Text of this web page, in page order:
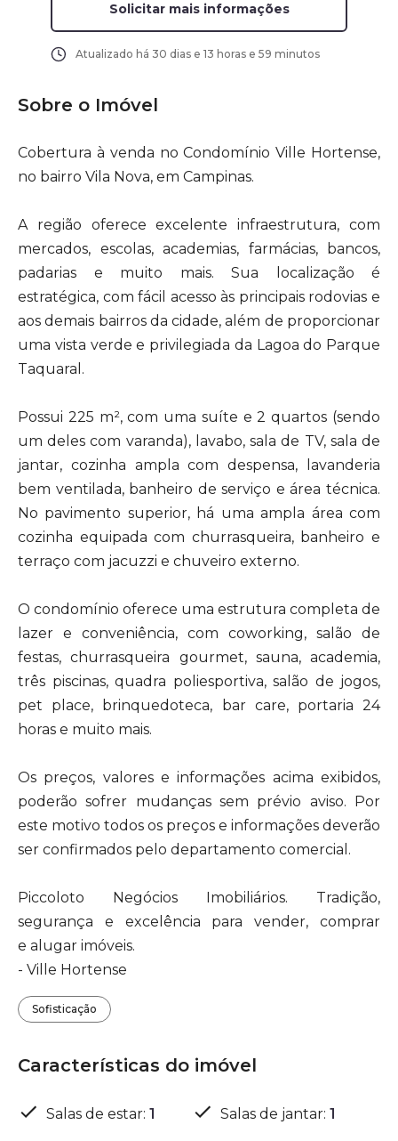
Solicitar mais informações
Atualizado há 30 dias e 13 horas e 59 minutos
Sobre o Imóvel
Cobertura à venda no Condomínio Ville Hortense,
no bairro Vila Nova, em Campinas.
A região oferece excelente infraestrutura, com
mercados, escolas, academias, farmácias, bancos,
padarias e muito mais. Sua localização é
estratégica, com fácil acesso às principais rodovias e
aos demais bairros da cidade, além de proporcionar
uma vista verde e privilegiada da Lagoa do Parque
Taquaral.
Possui 225 m², com uma suíte e 2 quartos (sendo
um deles com varanda), lavabo, sala de TV, sala de
jantar, cozinha ampla com despensa, lavanderia
bem ventilada, banheiro de serviço e área técnica.
No pavimento superior, há uma ampla área com
cozinha equipada com churrasqueira, banheiro e
terraço com jacuzzi e chuveiro externo.
O condomínio oferece uma estrutura completa de
lazer e conveniência, com coworking, salão de
festas, churrasqueira gourmet, sauna, academia,
três piscinas, quadra poliesportiva, salão de jogos,
pet place, brinquedoteca, bar care, portaria 24
horas e muito mais.
Os preços, valores e informações acima exibidos,
poderão sofrer mudanças sem prévio aviso. Por
este motivo todos os preços e informações deverão
ser confirmados pelo departamento comercial.
Piccoloto Negócios Imobiliários. Tradição,
segurança e excelência para vender, comprar
e alugar imóveis.
- Ville Hortense
Sofisticação
Características do imóvel
Salas de estar: 1 Salas de jantar: 1